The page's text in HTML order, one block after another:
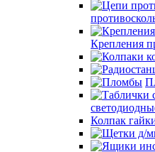
Крепления
Колпак